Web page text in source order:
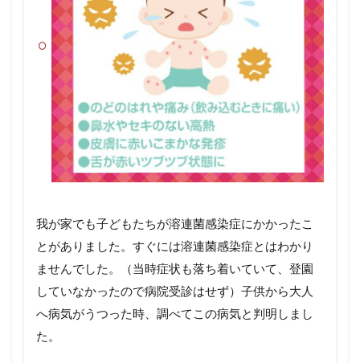
我が家でも子どもたちが溶連菌感染症にかかったこ
とがありました。すぐには溶連菌感染症とはわかり
ませんでした。（当時症状も落ち着いていて、登園
していなかったので病院受診はせず）子供から大人
へ病気がうつった時、調べてこの病気と判明しまし
た。